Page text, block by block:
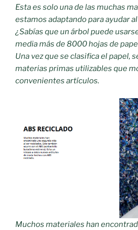
Esta es solo una de las muchas
estamos adaptando para ayudar
¿Sabías que un árbol puede
media más de 8000 hojas de
Una vez que se clasifica el papel,
materias primas utilizables que
convenientes artículos.
Muchos materiales han